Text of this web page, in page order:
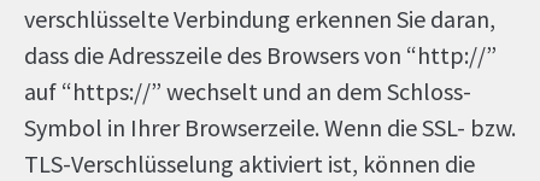
verschlüsselte Verbindung erkennen Sie daran,
dass die Adresszeile des Browsers von “http://”
auf “https://” wechselt und an dem Schloss-
Symbol in Ihrer Browserzeile. Wenn die SSL- bzw.
TLS-Verschlüsselung aktiviert ist, können die